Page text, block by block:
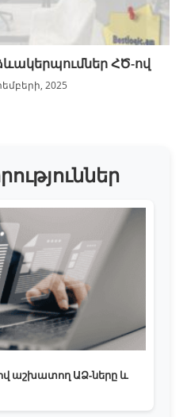
ՀԾ-ով
2025
աշխատող ԱՁ-ները և